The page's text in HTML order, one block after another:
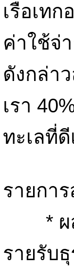
เรือเท
ค่าใช้จ่
ดังกล่า
เรา
ทะเลที่
รายกา
* ผลป
รายรับ